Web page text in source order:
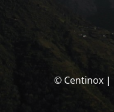
© Centinox |